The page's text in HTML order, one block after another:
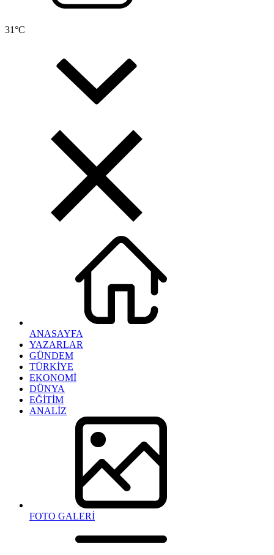
31°C
ANASAYFA
YAZARLAR
GÜNDEM
TÜRKİYE
EKONOMİ
DÜNYA
EĞİTİM
ANALİZ
FOTO GALERİ